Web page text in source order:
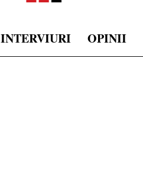
sunmedia.ro
INTERVIURI OPINII